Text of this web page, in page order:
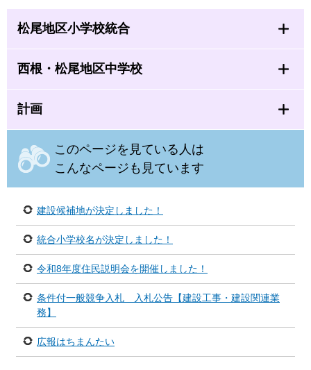
松尾地区小学校統合
西根・松尾地区中学校
計画
このページを見ている人は
こんなページも見ています
建設候補地が決定しました！
統合小学校名が決定しました！
令和8年度住民説明会を開催しました！
条件付一般競争入札 入札公告【建設工事・建設関連業
務】
広報はちまんたい